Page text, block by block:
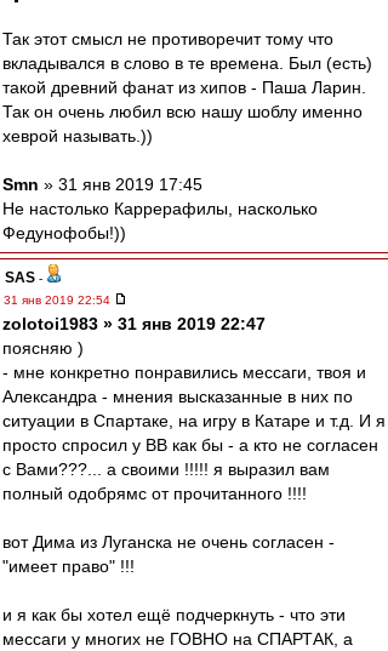
Так этот смысл не противоречит тому что
вкладывался в слово в те времена. Был (есть)
такой древний фанат из хипов - Паша Ларин.
Так он очень любил всю нашу шоблу именно
хеврой называть.))
Smn » 31 янв 2019 17:45
Не настолько Каррерафилы, насколько
Федунофобы!))
SAS -
31 янв 2019 22:54
zolotoi1983 » 31 янв 2019 22:47
поясняю )
- мне конкретно понравились мессаги, твоя и
Александра - мнения высказанные в них по
ситуации в Спартаке, на игру в Катаре и т.д. И я
просто спросил у ВВ как бы - а кто не согласен
с Вами???... а своими !!!!! я выразил вам
полный одобрямс от прочитанного !!!!
вот Дима из Луганска не очень согласен -
"имеет право" !!!
и я как бы хотел ещё подчеркнуть - что эти
мессаги у многих не ГОВНО на СПАРТАК, а